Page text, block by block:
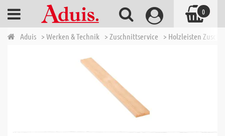
Aduis > Werken & Technik > Zuschnittservice > Holzleisten
0